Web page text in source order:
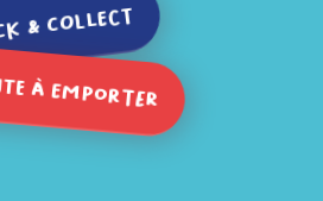
& collect
à emporter